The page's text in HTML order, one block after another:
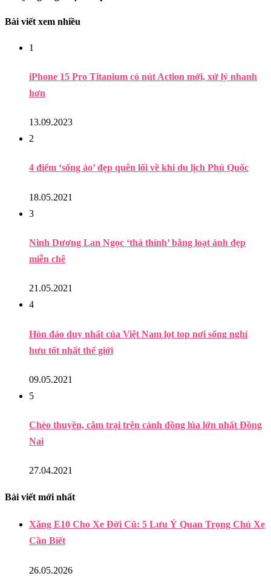
Bài viết xem nhiều
1
iPhone 15 Pro Titanium có nút Action mới, xử lý nhanh
hơn
13.09.2023
2
4 điểm ‘sống ảo’ đẹp quên lối về khi du lịch Phú Quốc
18.05.2021
3
Ninh Dương Lan Ngọc ‘thả thính’ bằng loạt ảnh đẹp
miễn chê
21.05.2021
4
Hòn đảo duy nhất của Việt Nam lọt top nơi sống nghỉ
hưu tốt nhất thế giới
09.05.2021
5
Chèo thuyền, cắm trại trên cánh đồng lúa lớn nhất Đồng
Nai
27.04.2021
Bài viết mới nhất
Xăng E10 Cho Xe Đời Cũ: 5 Lưu Ý Quan Trọng Chủ Xe
Cần Biết
26.05.2026